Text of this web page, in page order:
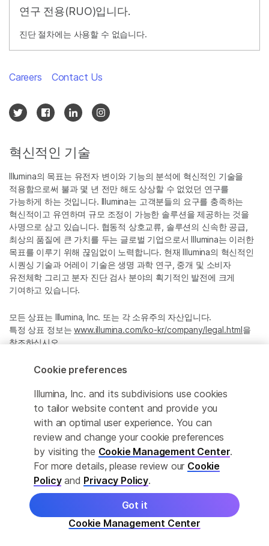
연구 전용(RUO)입니다.
진단 절차에는 사용할 수 없습니다.
정확한 번역을 제공하고자 합당한 노력을 기울였으나, 자동 번역은
완벽하지 않으며, 그 목적 또한 원문을 대체하기 위함이 아닙니다.
공식 콘텐츠는 영문 버전의 원문 콘텐츠임을 참고 부탁드립니다.
혁신적인 기술
Illumina의 목표는 유전자 변이와 기능의 분석에 혁신적인 기술을
적용함으로써 불과 몇 년 전만 해도 상상할 수 없었던 연구를
가능하게 하는 것입니다. Illumina는 고객분들의 요구를 충족하는
혁신적이고 유연하며 규모 조정이 가능한 솔루션을 제공하는 것을
사명으로 삼고 있습니다. 협동적 상호교류, 솔루션의 신속한 공급,
최상의 품질에 큰 가치를 두는 글로벌 기업으로서 Illumina는 이러한
목표를 이루기 위해 끊임없이 노력합니다. 현재 Illumina의 혁신적인
시퀀싱 기술과 어레이 기술은 생명 과학 연구, 중개 및 소비자
유전체학 그리고 분자 진단 검사 분야의 획기적인 발전에 크게
기여하고 있습니다.
모든 상표는 Illumina, Inc. 또는 각 소유주의 자산입니다.
특정 상표 정보는www.illumina.com/ko-kr/company/legal.html을
참조하십시오.
Privacy Policy
Careers Contact Us
© 2026 Illumina, Inc. All rights reserved.
Cookie preferences
Illumina, Inc. and its subdivisions use cookies
to tailor website content and provide you
with an optimal user experience. You can
review and change your cookie preferences
by visiting the Cookie Management Center.
For more details, please review our Cookie
Policyand Privacy Policy.
Cookie Management Center
Got it